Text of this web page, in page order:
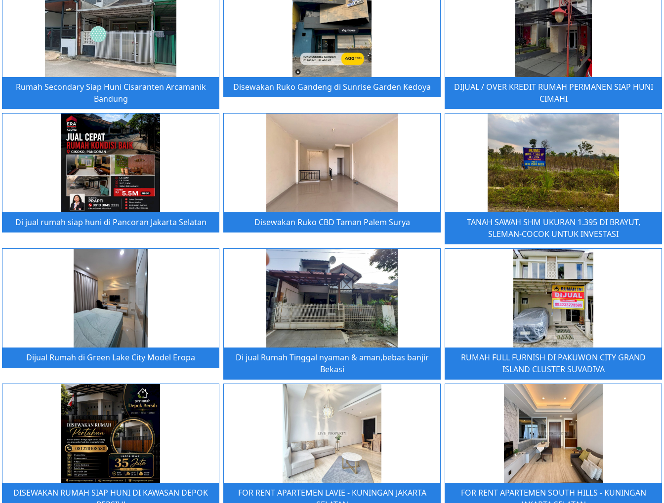
Rumah Secondary Siap Huni Cisaranten Arcamanik
Bandung
Disewakan Ruko Gandeng di Sunrise Garden Kedoya
DIJUAL / OVER KREDIT RUMAH PERMANEN SIAP HUNI
CIMAHI
Di jual rumah siap huni di Pancoran Jakarta Selatan Disewakan Ruko CBD Taman Palem Surya
TANAH SAWAH SHM UKURAN 1.395 DI BRAYUT,
SLEMAN-COCOK UNTUK INVESTASI
Dijual Rumah di Green Lake City Model Eropa
Di jual Rumah Tinggal nyaman & aman,bebas banjir
Bekasi
RUMAH FULL FURNISH DI PAKUWON CITY GRAND
ISLAND CLUSTER SUVADIVA
DISEWAKAN RUMAH SIAP HUNI DI KAWASAN DEPOK
FOR RENT APARTEMEN LAVIE - KUNINGAN JAKARTA
FOR RENT APARTEMEN SOUTH HILLS - KUNINGAN